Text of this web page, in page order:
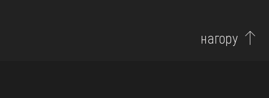
нагору